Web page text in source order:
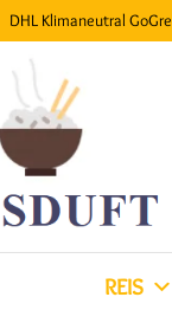
DHL Klimaneutral
REIS